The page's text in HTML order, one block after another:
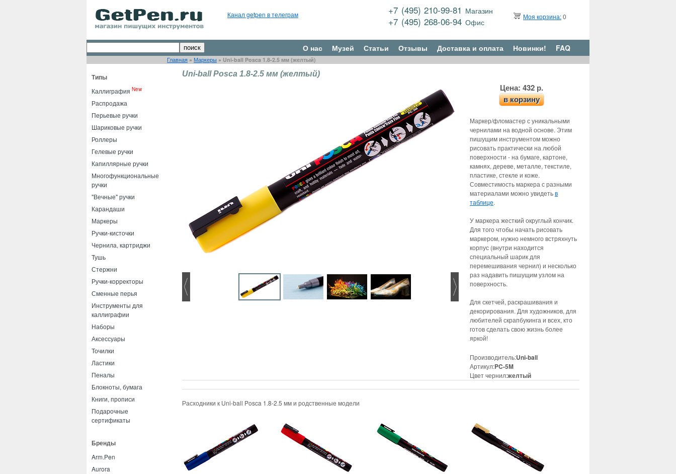
Канал getpen в телеграм +7 (495) 210-99-81 Магазин
+7 (495) 268-06-94Офис
Моя корзина:0
О нас Музей Статьи Отзывы Доставка и оплата Новинки! FAQ
Главная » Маркеры » Uni-ball Posca 1.8-2.5 мм (желтый)
Типы
Каллиграфия New
Распродажа
Перьевые ручки
Шариковые ручки
Роллеры
Гелевые ручки
Капиллярные ручки
Многофункциональные
ручки
"Вечные" ручки
Карандаши
Маркеры
Ручки-кисточки
Чернила, картриджи
Тушь
Стержни
Ручки-корректоры
Сменные перья
Инструменты для
каллиграфии
Наборы
Аксессуары
Точилки
Ластики
Пеналы
Блокноты, бумага
Книги, прописи
Подарочные
сертификаты
Бренды
Arm.Pen
Aurora
Uni-ball Posca 1.8-2.5 мм (желтый)
Цена: 432 р.
в корзину
Маркер/фломастер с уникальными
чернилами на водной основе. Этим
пишущим инструментом можно
рисовать практически на любой
поверхности - на бумаге, картоне,
камнях, дереве, металле, текстиле,
пластике, стекле и коже.
Совместимость маркера с разными
материалами можно увидетьв
таблице.
У маркера жесткий округлый кончик.
Для того чтобы начать рисовать
маркером, нужно немного встряхнуть
корпус (внутри находится
специальный шарик для
перемешивания чернил) и несколько
раз надавить пишущим узлом на
поверхность.
Для скетчей, раскрашивания и
декорирования. Для художников, для
любителей скрапбукинга и всех, кто
готов сделать свою жизнь более
яркой!
Производитель:Uni-ball
Артикул:PC-5M
Цвет чернил:желтый
Расходники к Uni-ball Posca 1.8-2.5 мм и родственные модели